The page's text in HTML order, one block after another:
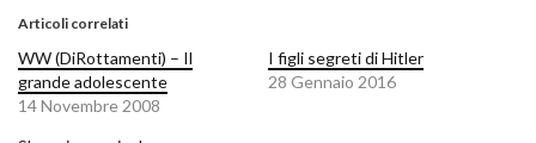
Articoli correlati
WW (DiRottamenti) – Il
grande adolescente
14 Novembre 2008
I figli segreti di Hitler
28 Gennaio 2016